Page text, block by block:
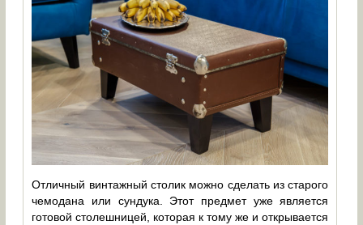
Отличный винтажный столик можно сделать из старого
чемодана или сундука. Этот предмет уже является
готовой столешницей, которая к тому же и открывается